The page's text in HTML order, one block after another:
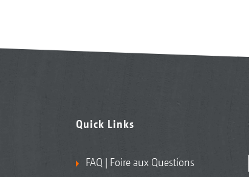
Quick Links
FAQ | Foire aux Questions